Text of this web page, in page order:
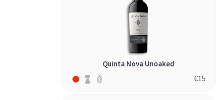
Quinta Nova Unoaked
€15